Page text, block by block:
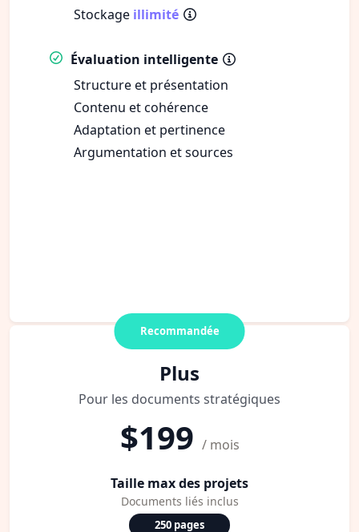
Stockage illimité
Évaluation intelligente
Structure et présentation
Contenu et cohérence
Adaptation et pertinence
Argumentation et sources
Recommandée
Plus
Pour les documents stratégiques
$199 / mois
Taille max des projets
Documents liés inclus
250 pages